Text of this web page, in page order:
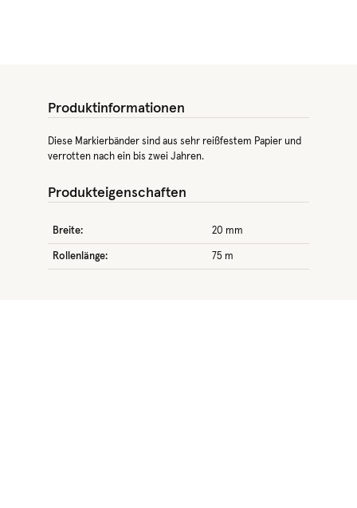
Produktinformationen
Diese Markierbänder sind aus sehr reißfestem Papier und
verrotten nach ein bis zwei Jahren.
Produkteigenschaften
Breite: 20 mm
Rollenlänge: 75 m